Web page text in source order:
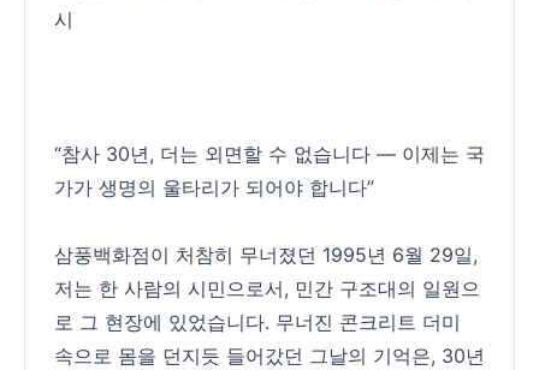
시
“참사 30년, 더는 외면할 수 없습니다 — 이제는 국
가가 생명의 울타리가 되어야 합니다”
삼풍백화점이 처참히 무너졌던 1995년 6월 29일,
저는 한 사람의 시민으로서, 민간 구조대의 일원으
로 그 현장에 있었습니다. 무너진 콘크리트 더미
속으로 몸을 던지듯 들어갔던 그날의 기억은, 30년